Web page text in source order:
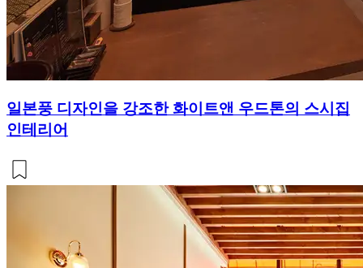
일본풍 디자인을 강조한 화이트앤 우드톤의 스시집
인테리어